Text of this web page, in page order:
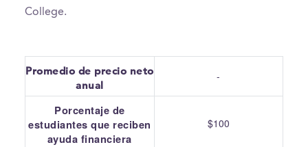
College.
Promedio de precio neto
anual
-
Porcentaje de
estudiantes que reciben
ayuda financiera
$100